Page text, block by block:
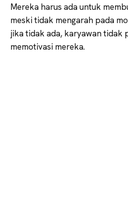
Mereka harus ada untuk
meski tidak mengarah pada
jika tidak ada, karyawan tidak
memotivasi mereka.